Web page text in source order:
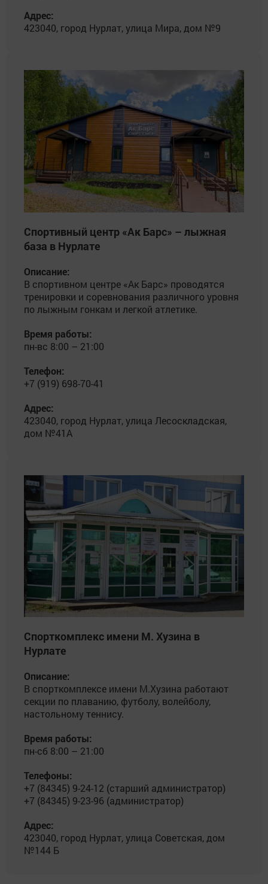
Адрес:
423040, город Нурлат, улица Мира, дом №9
Спортивный центр «Ак Барс» – лыжная
база в Нурлате
Описание:
В спортивном центре «Ак Барс» проводятся
тренировки и соревнования различного уровня
по лыжным гонкам и легкой атлетике.
Время работы:
пн-вс 8:00 – 21:00
Телефон:
+7 (919) 698-70-41
Адрес:
423040, город Нурлат, улица Лесоскладская,
дом №41А
Спорткомплекс имени М. Хузина в
Нурлате
Описание:
В спорткомплексе имени М.Хузина работают
секции по плаванию, футболу, волейболу,
настольному теннису.
Время работы:
пн-сб 8:00 – 21:00
Телефоны:
+7 (84345) 9-24-12 (старший администратор)
+7 (84345) 9-23-96 (администратор)
Адрес:
423040, город Нурлат, улица Советская, дом
№144 Б